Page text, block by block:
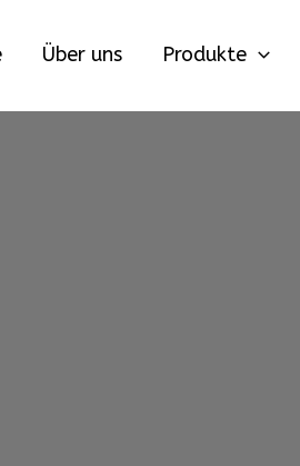
Über uns Produkte